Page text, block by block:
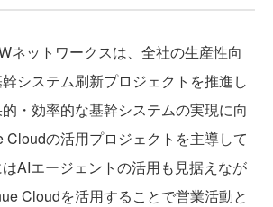
ネットワークスは、全社の生産性向
幹システム刷新プロジェクトを推進し
・効率的な基幹システムの実現に向
Cloudの活用プロジェクトを主導して
AIエージェントの活用も見据えなが
Cloudを活用することで営業活動と